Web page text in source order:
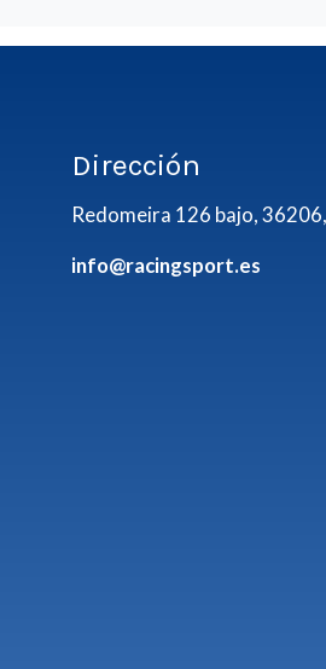
Dirección
Redomeira 126 bajo,
info@racingsport.es